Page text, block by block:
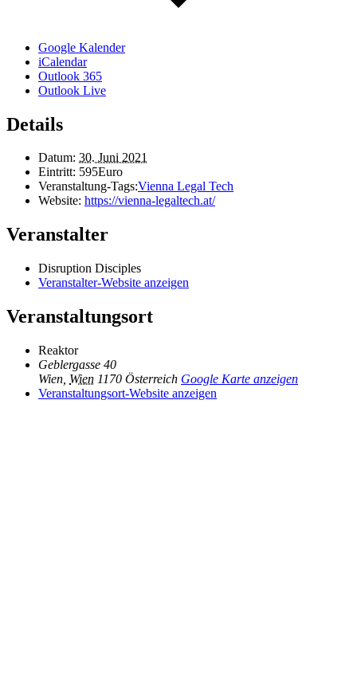
Google Kalender
iCalendar
Outlook 365
Outlook Live
Details
Datum: 30. Juni 2021
Eintritt: 595Euro
Veranstaltung-Tags:Vienna Legal Tech
Website: https://vienna-legaltech.at/
Veranstalter
Disruption Disciples
Veranstalter-Website anzeigen
Veranstaltungsort
Reaktor
Geblergasse 40
Wien Wien 1170 Österreich Google Karte anzeigen
Veranstaltungsort-Website anzeigen